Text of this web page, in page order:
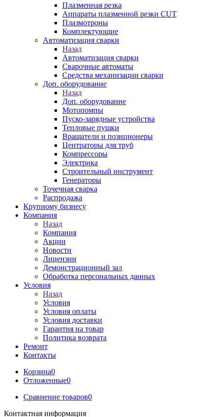
Плазменная резка
Аппараты плазменной резки CUT
Плазмотроны
Комплектующие
Автоматизация сварки
Назад
Автоматизация сварки
Сварочные автоматы
Средства механизации сварки
Доп. оборудование
Назад
Доп. оборудование
Мотопомпы
Пуско-зарядные устройства
Тепловые пушки
Вращатели и позиционеры
Центраторы для труб
Компрессоры
Электрика
Строительный инструмент
Генераторы
Точечная сварка
Распродажа
Крупному бизнесу
Компания
Назад
Компания
Акции
Новости
Лицензии
Демонстрационный зал
Обработка персональных данных
Условия
Назад
Условия
Условия оплаты
Условия доставки
Гарантия на товар
Политика возврата
Ремонт
Контакты
Корзина0
Отложенные0
Сравнение товаров0
Контактная информация